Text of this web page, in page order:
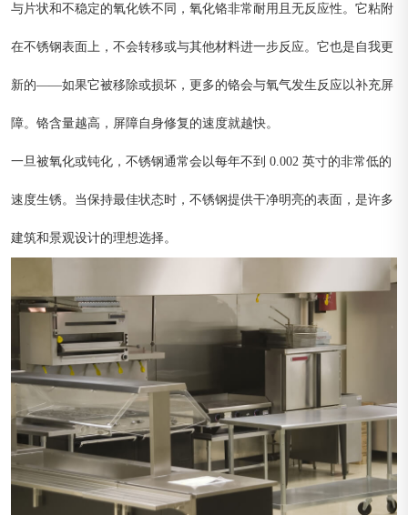
与片状和不稳定的氧化铁不同，氧化铬非常耐用且无反应性。它粘附
在不锈钢表面上，不会转移或与其他材料进一步反应。它也是自我更
新的——如果它被移除或损坏，更多的铬会与氧气发生反应以补充屏
障。铬含量越高，屏障自身修复的速度就越快。
一旦被氧化或钝化，不锈钢通常会以每年不到 0.002 英寸的非常低的
速度生锈。当保持最佳状态时，不锈钢提供干净明亮的表面，是许多
建筑和景观设计的理想选择。